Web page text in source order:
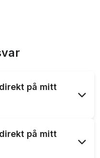
på mitt
känna till regler
på mitt